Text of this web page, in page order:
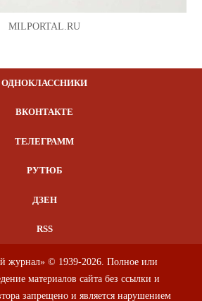
MILPORTAL.RU
ОДНОКЛАССНИКИ
ВКОНТАКТЕ
ТЕЛЕГРАММ
РУТЮБ
ДЗЕН
RSS
журнал» © 1939-2026. Полное или
материалов сайта без ссылки и
запрещено и является нарушением